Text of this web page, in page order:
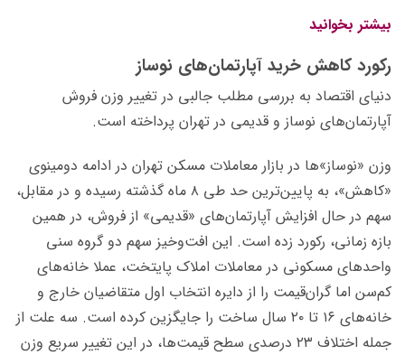
بیشتر بخوانید
رکورد کاهش خرید آپارتمان‌های نوساز
دنیای اقتصاد به بررسی مطلب جالبی در تغییر وزن فروش
آپارتمان‌های نوساز و قدیمی در تهران پرداخته است.
وزن «نوساز»ها در بازار معاملات مسکن تهران در ادامه دومینوی
«کاهش»، به پایین‌ترین حد طی ۸ ماه گذشته رسیده و در مقابل،
سهم در حال افزایش آپارتمان‌های «قدیمی» از فروش، در همین
بازه زمانی، رکورد زده است. این افت‌و‌خیز سهم دو گروه سنی
واحدهای مسکونی در معاملات املاک پایتخت، عملا خانه‌های
کم‌سن اما گران‌قیمت را از دایره انتخاب اول متقاضیان خارج و
خانه‌های ۱۶ تا ۲۰ سال ساخت را جایگزین کرده است. سه علت از
جمله اختلاف ۲۳ درصدی سطح قیمت‌ها، در این تغییر سریع وزن